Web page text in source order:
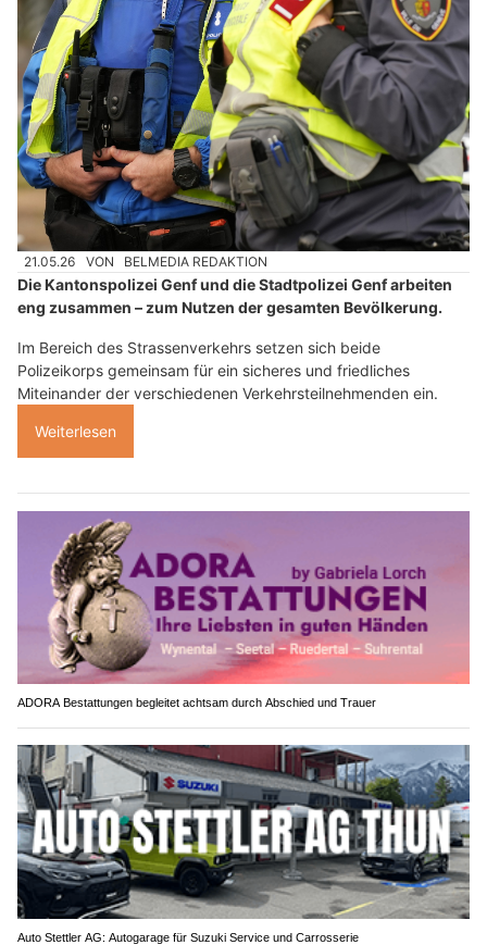
21.05.26 VON BELMEDIA REDAKTION
Die Kantonspolizei Genf und die Stadtpolizei Genf arbeiten
eng zusammen – zum Nutzen der gesamten Bevölkerung.
Im Bereich des Strassenverkehrs setzen sich beide
Polizeikorps gemeinsam für ein sicheres und friedliches
Miteinander der verschiedenen Verkehrsteilnehmenden ein.
Weiterlesen
ADORA Bestattungen begleitet achtsam durch Abschied und Trauer
Auto Stettler AG: Autogarage für Suzuki Service und Carrosserie